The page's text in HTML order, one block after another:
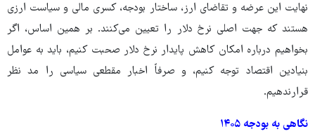
نهایت این عرضه و تقاضای ارز، ساختار بودجه، کسری مالی و سیاست ارزی
هستند که جهت اصلی نرخ دلار را تعیین می‌کنند. بر همین اساس، اگر
بخواهیم درباره امکان کاهش پایدار نرخ دلار صحبت کنیم، باید به عوامل
بنیادین اقتصاد توجه کنیم، و صرفاً اخبار مقطعی سیاسی را مد نظر
قرارندهیم.
نگاهی به بودجه ۱۴۰۵